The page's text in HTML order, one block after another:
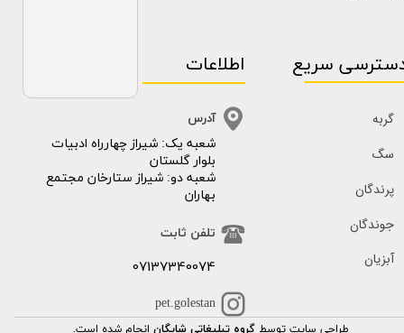
سریع
گربه
سگ
پرندگان
جوندگان
آبزیان
​​شعبه یک: شیراز چهارراه ادبیات
بلوار گلستان
شعبه دو: شیراز ستارخان مجتمع
بهاران
اطلاعات
آدرس
تلفن ثابت
07137340074
pet.golestan